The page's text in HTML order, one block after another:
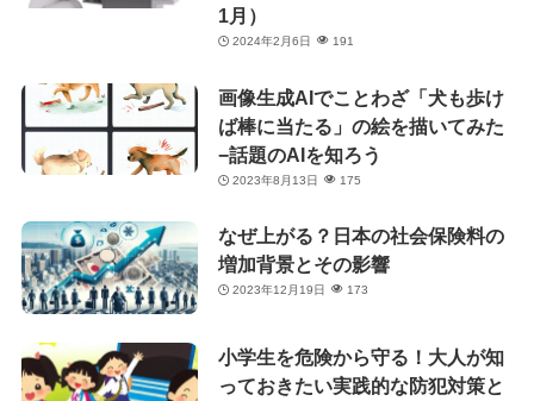
1月）
2024年2月6日 191
画像生成AIでことわざ「犬も歩け
ば棒に当たる」の絵を描いてみた
−話題のAIを知ろう
2023年8月13日 175
なぜ上がる？日本の社会保険料の
増加背景とその影響
2023年12月19日 173
小学生を危険から守る！大人が知
っておきたい実践的な防犯対策と